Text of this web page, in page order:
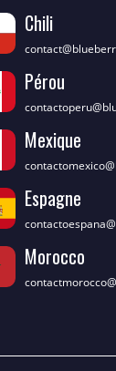
Chili
Pérou
Mexique
Espagne
Morocco